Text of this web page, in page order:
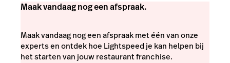
Maak vandaag nog een afspraak.
Maak vandaag nog een afspraak met één van onze
experts en ontdek hoe Lightspeed je kan helpen bij
het starten van jouw restaurant franchise.